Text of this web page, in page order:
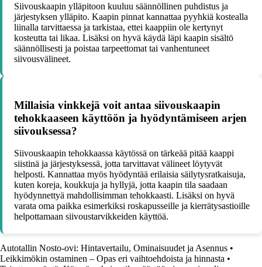
Siivouskaapin ylläpitoon kuuluu säännöllinen puhdistus ja
järjestyksen ylläpito. Kaapin pinnat kannattaa pyyhkiä kostealla
liinalla tarvittaessa ja tarkistaa, ettei kaappiin ole kertynyt
kosteutta tai likaa. Lisäksi on hyvä käydä läpi kaapin sisältö
säännöllisesti ja poistaa tarpeettomat tai vanhentuneet
siivousvälineet.
Millaisia vinkkejä voit antaa siivouskaapin
tehokkaaseen käyttöön ja hyödyntämiseen arjen
siivouksessa?
Siivouskaapin tehokkaassa käytössä on tärkeää pitää kaappi
siistinä ja järjestyksessä, jotta tarvittavat välineet löytyvät
helposti. Kannattaa myös hyödyntää erilaisia säilytysratkaisuja,
kuten koreja, koukkuja ja hyllyjä, jotta kaapin tila saadaan
hyödynnettyä mahdollisimman tehokkaasti. Lisäksi on hyvä
varata oma paikka esimerkiksi roskapusseille ja kierrätysastioille
helpottamaan siivoustarvikkeiden käyttöä.
Autotallin Nosto-ovi: Hintavertailu, Ominaisuudet ja Asennus •
Leikkimökin ostaminen – Opas eri vaihtoehdoista ja hinnasta •